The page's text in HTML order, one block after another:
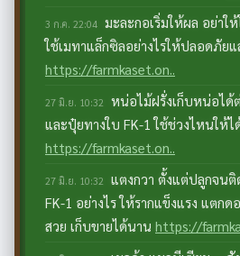
3 ก.ค. 22:04 มะละกอเริ่มให้ผล อย่าใ
ใช้เมทาแล็กซิลอย่างไรให้ปลอดภัย
https://farmkaset.on..
27 มิ.ย. 10:32 หน่อไม้ฝรั่งเก็บหน่อได้
และปุ๋ยทางใบ FK-1 ใช้ช่วงไหนให้
https://farmkaset.on..
27 มิ.ย. 10:32 แตงกวา ตั้งแต่ปลูกจนติ
FK-1 อย่างไร ให้รากแข็งแรง แตก
สวย เก็บขายได้นาน https://